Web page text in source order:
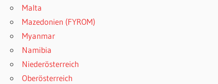
Malta
Mazedonien (FYROM)
Myanmar
Namibia
Niederösterreich
Oberösterreich